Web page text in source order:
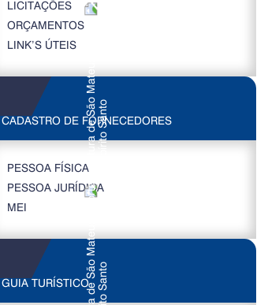
LICITAÇÕES
ORÇAMENTOS
LINK’S ÚTEIS
CADASTRO DE FORNECEDORES
PESSOA FÍSICA
PESSOA JURÍDICA
MEI
GUIA TURÍSTICO